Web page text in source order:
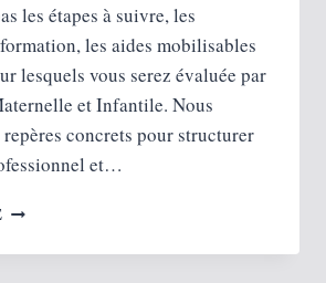
les étapes à suivre, les
les aides mobilisables
lesquels vous serez évaluée par
et Infantile. Nous
repères concrets pour structurer
et…
DEVENIR
MATERNELLE